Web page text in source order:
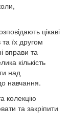
цікаві
та їх другом
вправи та
кількість
над
навчання.
колекцію
та закріпити